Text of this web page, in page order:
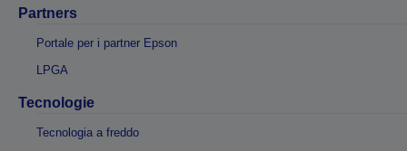
Partners
Portale per i partner Epson
LPGA
Tecnologie
Tecnologia a freddo